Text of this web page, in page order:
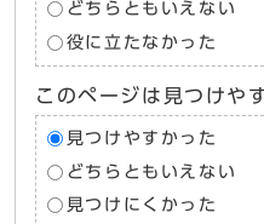
どちらともいえない
役に立たなかった
このページは見つけや
見つけやすかった
どちらともいえない
見つけにくかった